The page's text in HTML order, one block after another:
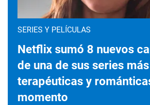
SERIES Y PELÍCULAS
Netflix sumó 8 nuevos
de una de sus series más
terapéuticas y
momento